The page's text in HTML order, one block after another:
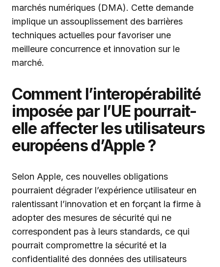
marchés numériques (DMA). Cette demande
implique un assouplissement des barrières
techniques actuelles pour favoriser une
meilleure concurrence et innovation sur le
marché.
Comment l’interopérabilité
imposée par l’UE pourrait-
elle affecter les utilisateurs
européens d’Apple ?
Selon Apple, ces nouvelles obligations
pourraient dégrader l’expérience utilisateur en
ralentissant l’innovation et en forçant la firme à
adopter des mesures de sécurité qui ne
correspondent pas à leurs standards, ce qui
pourrait compromettre la sécurité et la
confidentialité des données des utilisateurs